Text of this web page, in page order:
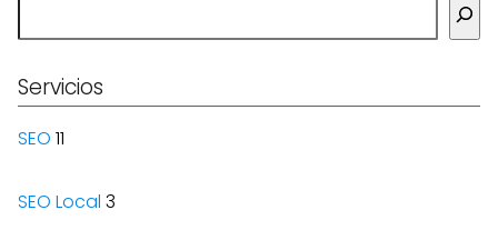
Servicios
SEO 11
SEO Local 3